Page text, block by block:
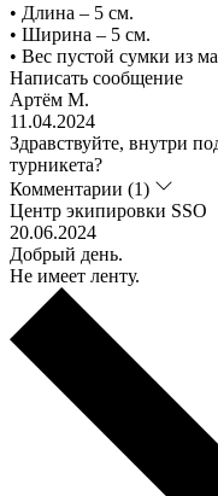
• Длина – 5 см.
• Ширина – 5 см.
• Вес пустой сумки из
Написать сообщение
Артём М.
11.04.2024
Здравствуйте, внутри
турникета?
Комментарии (1)
Центр экипировки SSO
20.06.2024
Добрый день.
Не имеет ленту.